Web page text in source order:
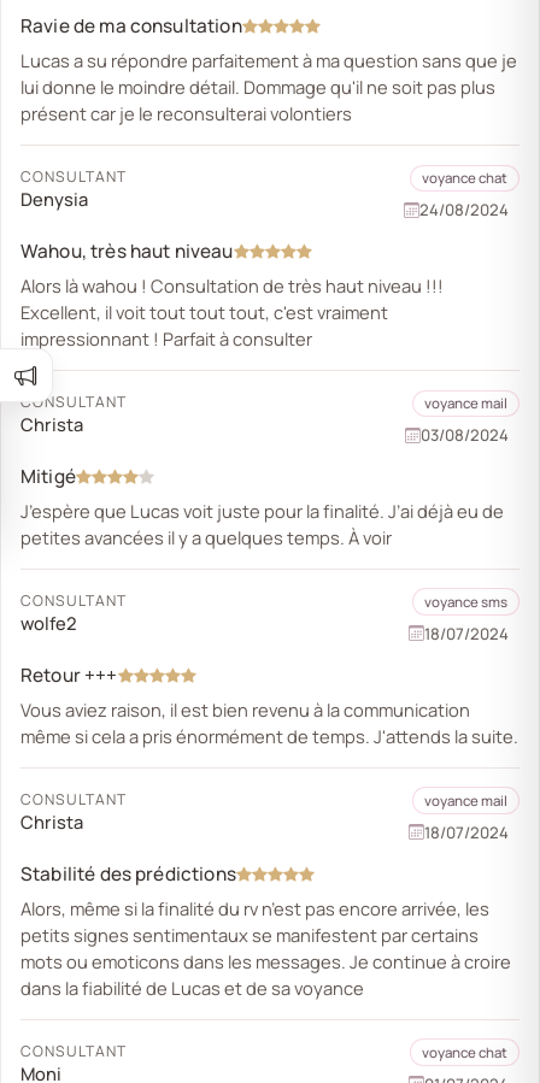
Ravie de ma consultation
Lucas a su répondre parfaitement à ma question sans que je
lui donne le moindre détail. Dommage qu'il ne soit pas plus
présent car je le reconsulterai volontiers
CONSULTANT
Denysia
voyance chat
24/08/2024
Wahou, très haut niveau
Alors là wahou ! Consultation de très haut niveau !!!
Excellent, il voit tout tout tout, c'est vraiment
impressionnant ! Parfait à consulter
CONSULTANT
Christa
voyance mail
03/08/2024
Mitigé
J’espère que Lucas voit juste pour la finalité. J’ai déjà eu de
petites avancées il y a quelques temps. À voir
CONSULTANT
wolfe2
voyance sms
18/07/2024
Retour +++
Vous aviez raison, il est bien revenu à la communication
même si cela a pris énormément de temps. J'attends la suite.
CONSULTANT
Christa
voyance mail
18/07/2024
Stabilité des prédictions
Alors, même si la finalité du rv n’est pas encore arrivée, les
petits signes sentimentaux se manifestent par certains
mots ou emoticons dans les messages. Je continue à croire
dans la fiabilité de Lucas et de sa voyance
CONSULTANT
Moni
voyance chat